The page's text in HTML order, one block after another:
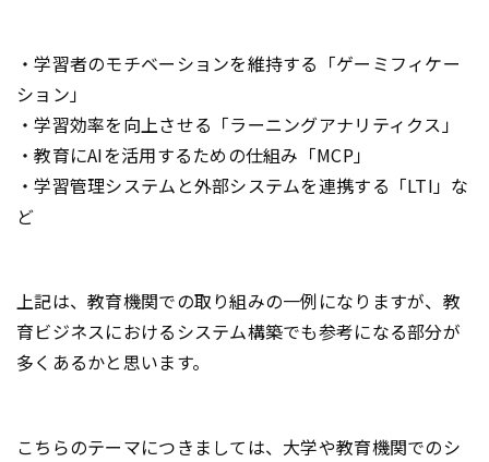
・学習者のモチベーションを維持する「ゲーミフィケー
ション」
・学習効率を向上させる「ラーニングアナリティクス」
・教育にAIを活用するための仕組み「MCP」
・学習管理システムと外部システムを連携する「LTI」な
ど
上記は、教育機関での取り組みの一例になりますが、教
育ビジネスにおけるシステム構築でも参考になる部分が
多くあるかと思います。
こちらのテーマにつきましては、大学や教育機関でのシ